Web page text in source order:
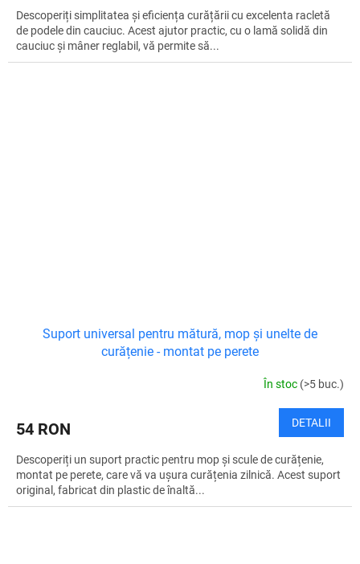
Descoperiți simplitatea și eficiența curățării cu excelenta racletă
de podele din cauciuc. Acest ajutor practic, cu o lamă solidă din
cauciuc și mâner reglabil, vă permite să...
Suport universal pentru mătură, mop și unelte de
curățenie - montat pe perete
În stoc (>5 buc.)
54 RON DETALII
Descoperiți un suport practic pentru mop și scule de curățenie,
montat pe perete, care vă va ușura curățenia zilnică. Acest suport
original, fabricat din plastic de înaltă...